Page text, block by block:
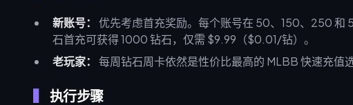
新账号：
优先考虑首充奖励。每个账号在 50、150、250
石首充可获得 1000 钻石，仅需 $9.99（$0.01/钻）。
老玩家：
每周钻石周卡依然是性价比最高的 MLBB 快速充值选
执行步骤